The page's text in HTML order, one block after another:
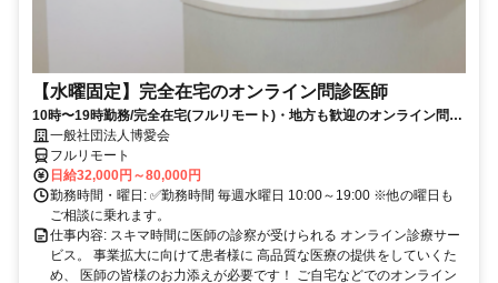
【水曜固定】完全在宅のオンライン問診医師
10時〜19時勤務/完全在宅(フルリモート)・地方も歓迎のオンライン問診
業務一般社団法人博愛会
フルリモート
日給32,000円～80,000円
勤務時間・曜日: ✅勤務時間 毎週水曜日 10:00～19:00 ※他の曜日も
ご相談に乗れます。
仕事内容: スキマ時間に医師の診察が受けられる オンライン診療サー
ビス。 事業拡大に向けて患者様に 高品質な医療の提供をしていくた
め、 医師の皆様のお力添えが必要です！ ご自宅などでのオンライン